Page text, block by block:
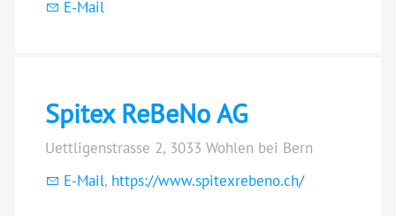
E-Mail
Spitex ReBeNo AG
Uettligenstrasse 2, 3033 Wohlen bei Bern
E-Mail, https://www.spitexrebeno.ch/